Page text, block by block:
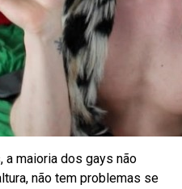
a maioria dos gays não
não tem problemas se